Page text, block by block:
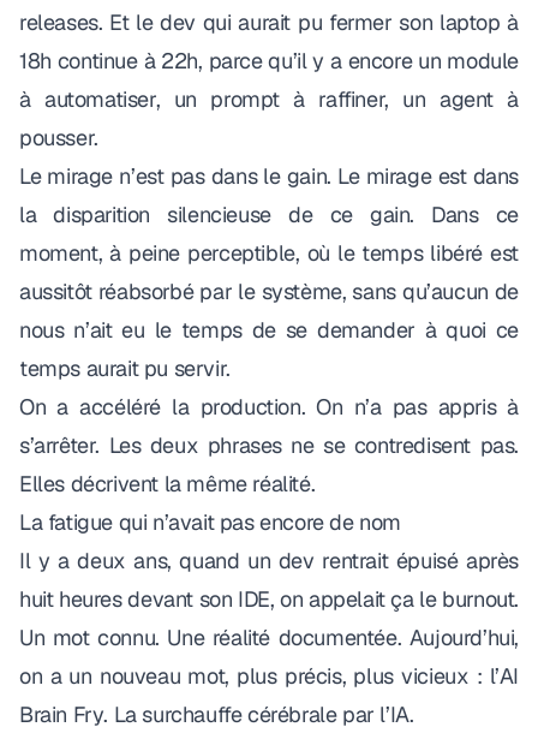
releases. Et le dev qui aurait pu fermer son laptop à
18h continue à 22h, parce qu’il y a encore un module
à automatiser, un prompt à raffiner, un agent à
pousser.
Le mirage n’est pas dans le gain. Le mirage est dans
la disparition silencieuse de ce gain. Dans ce
moment, à peine perceptible, où le temps libéré est
aussitôt réabsorbé par le système, sans qu’aucun de
nous n’ait eu le temps de se demander à quoi ce
temps aurait pu servir.
On a accéléré la production. On n’a pas appris à
s’arrêter. Les deux phrases ne se contredisent pas.
Elles décrivent la même réalité.
La fatigue qui n’avait pas encore de nom
Il y a deux ans, quand un dev rentrait épuisé après
huit heures devant son IDE, on appelait ça le burnout.
Un mot connu. Une réalité documentée. Aujourd’hui,
on a un nouveau mot, plus précis, plus vicieux : l’AI
Brain Fry. La surchauffe cérébrale par l’IA.